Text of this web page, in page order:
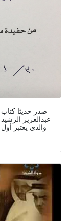
والذي يعتبر